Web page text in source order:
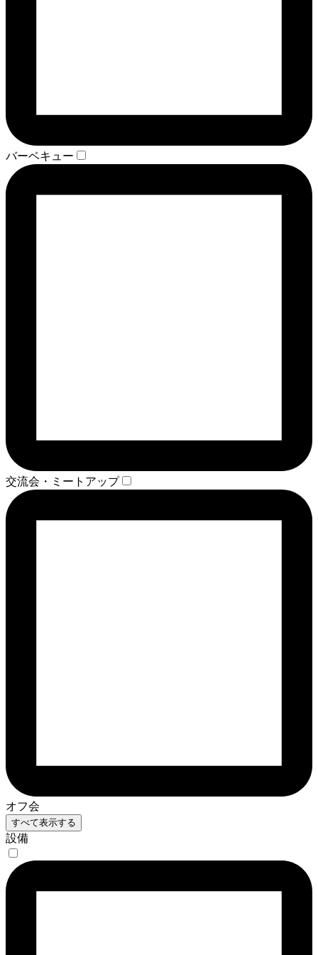
バーベキュー
交流会・ミートアップ
オフ会
すべて表示する
設備